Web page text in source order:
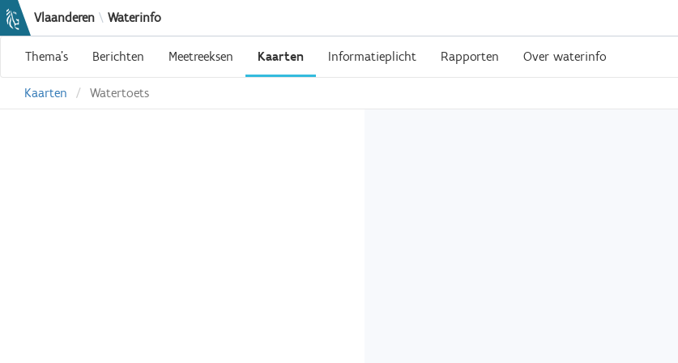
Vlaanderen \ Waterinfo
Thema's Berichten Meetreeksen Kaarten Informatieplicht Rapporten Over waterinfo
Kaarten Watertoets